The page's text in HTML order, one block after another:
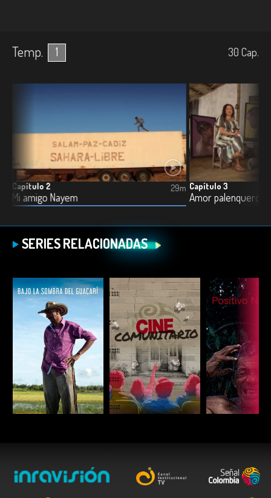
Temp. 1 30 Cap.
Capítulo 2
Mi amigo Nayem
29m Capítulo 3
Amor palenquero
SERIES RELACIONADAS
ESCUCHAR ESCUCHAR